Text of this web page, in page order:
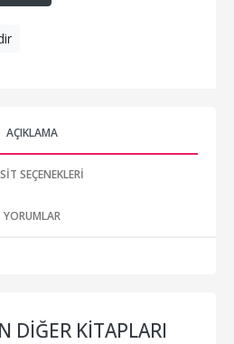
AÇIKLAMA
SEÇENEKLERI
YORUMLAR
DIĞER KITAPLARI